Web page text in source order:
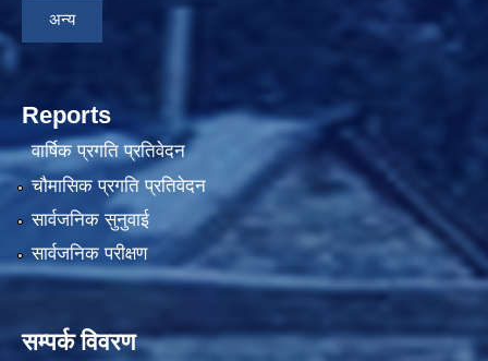
अन्य
Reports
वार्षिक प्रगति प्रतिवेदन
चौमासिक प्रगति प्रतिवेदन
सार्वजनिक सुनुवाई
सार्वजनिक परीक्षण
सम्पर्क विवरण